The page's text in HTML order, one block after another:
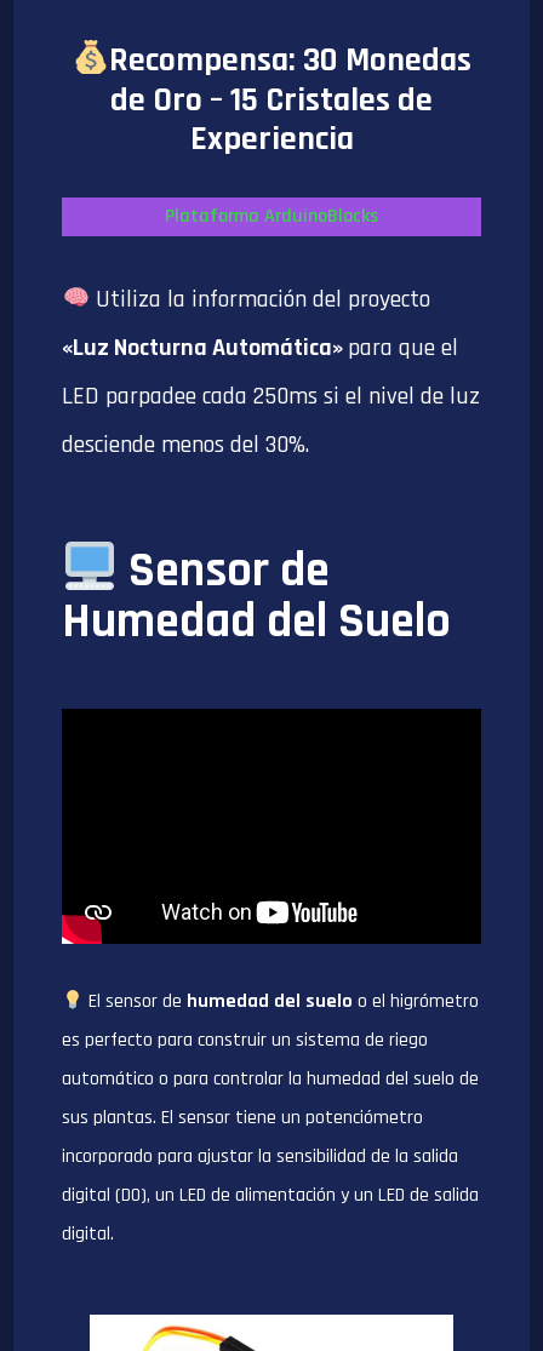
Recompensa: 30 Monedas
de Oro – 15 Cristales de
Experiencia
Plataforma ArduinoBlocks
Utiliza la información del proyecto
«Luz Nocturna Automática»para que el
LED parpadee cada 250ms si el nivel de luz
desciende menos del 30%.
Sensor de
Humedad del Suelo
El sensor de humedad del suelo o el higrómetro
es perfecto para construir un sistema de riego
automático o para controlar la humedad del suelo de
sus plantas. El sensor tiene un potenciómetro
incorporado para ajustar la sensibilidad de la salida
digital (D0), un LED de alimentación y un LED de salida
digital.